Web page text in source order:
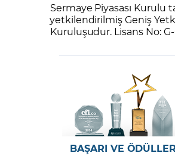
Sermaye Piyasası Kurulu
yetkilendirilmiş Geniş
Kuruluşudur. Lisans No:
BAŞARI VE